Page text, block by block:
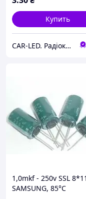
Купить
CAR-LED. Радіокомпоненти та LED освітлення.
1,0mkf - 250v SSL
SAMSUNG, 85°C